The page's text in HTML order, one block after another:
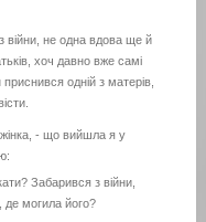
війни, не одна вдова ще й
хоч давно вже самі
одній з матерів,
- що вийшла я у
Забарився з війни,
могила його?